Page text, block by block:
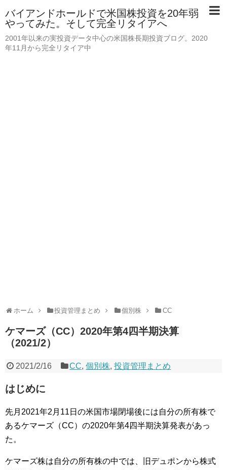
バイアンドホールドで米国株投資を20年弱
やってみた。そして完全リタイアへ
2001年以来の実投資データ中心の米国株長期投資ブログ。2020
年11月から完全リタイア中
ホーム 投資管理まとめ 個別株 CC
ケマーズ（CC）2020年第4四半期決算
（2021/2）
2021/2/16 CC,個別株,投資管理まとめ
はじめに
先月2021年2月11日の米国市場閉場後には自分の所有株で
あるケマーズ（CC）の2020年第4四半期決算発表があっ
た。
ケマーズ株は自分の所有株の中では、旧デュポンから株式